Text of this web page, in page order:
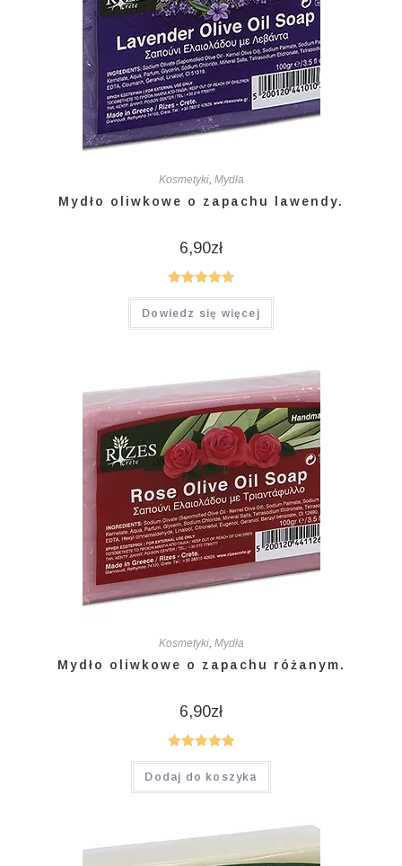
Kosmetyki, Mydła
Mydło oliwkowe o zapachu lawendy.
6,90zł
Oceniono
4.75 na 5
Dowiedz się więcej
Kosmetyki, Mydła
Mydło oliwkowe o zapachu różanym.
6,90zł
Oceniono
5.00na 5
Dodaj do koszyka